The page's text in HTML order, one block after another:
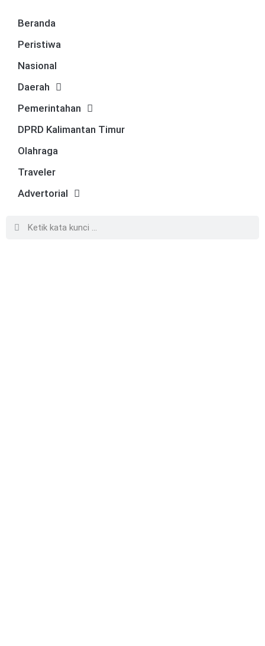
Beranda
Peristiwa
Nasional
Daerah
Pemerintahan
DPRD Kalimantan Timur
Olahraga
Traveler
Advertorial